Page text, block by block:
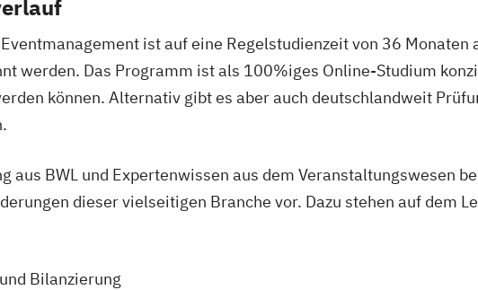
ist auf eine Regelstudienzeit von 36 Monaten
werden. Das Programm ist als 100%iges Online-Studium
können. Alternativ gibt es aber auch deutschlandweit
aus BWL und Expertenwissen aus dem Veranstaltungswesen
dieser vielseitigen Branche vor. Dazu stehen auf dem
Bilanzierung